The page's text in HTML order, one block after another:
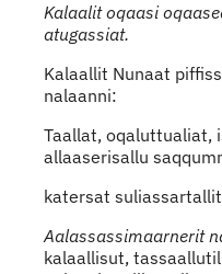
Kalaalit oqaasi
atugassiat.
Kalaallit Nunaat
nalaanni:
Taallat, oqaluttualiat,
allaaserisallu
katersat
Aalassassimaarnerit
kalaallisut,